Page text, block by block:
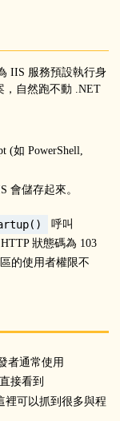
IIS 服務預設執行身
，自然跑不動 .NET
(如 PowerShell,
會儲存起來。
呼叫
狀態碼為 103
的使用者權限不
者通常使用
接看到
裡可以抓到很多與程